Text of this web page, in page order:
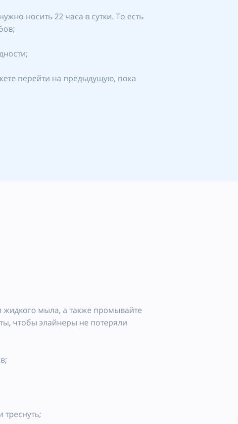
носить 22 часа в сутки. То есть
перейти на предыдущую, пока
мыла, а также промывайте
чтобы элайнеры не потеряли